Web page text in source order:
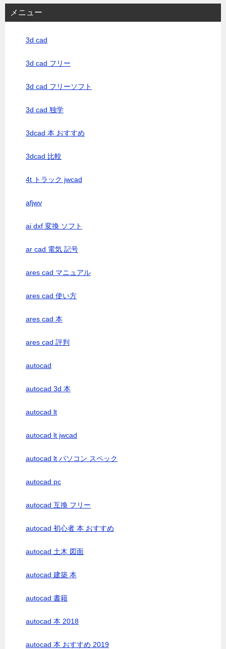
メニュー
3d cad
3d cad フリー
3d cad フリーソフト
3d cad 独学
3dcad 本 おすすめ
3dcad 比較
4t トラック jwcad
afjwv
ai dxf 変換 ソフト
ar cad 電気 記号
ares cad マニュアル
ares cad 使い方
ares cad 本
ares cad 評判
autocad
autocad 3d 本
autocad lt
autocad lt jwcad
autocad lt パソコン スペック
autocad pc
autocad 互換 フリー
autocad 初心者 本 おすすめ
autocad 土木 図面
autocad 建築 本
autocad 書籍
autocad 本 2018
autocad 本 おすすめ 2019